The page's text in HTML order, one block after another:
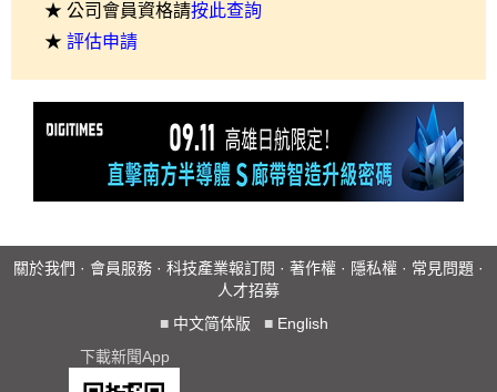
★ 公司會員資格請按此查詢
★ 評估申請
關於我們 · 會員服務 · 科技產業報訂閱 · 著作權 · 隱私權 · 常見問題 ·
人才招募
■ 中文简体版 ■ English
下載新聞App